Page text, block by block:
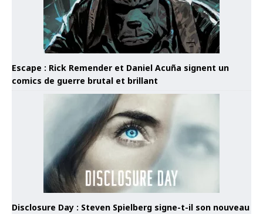
Escape : Rick Remender et Daniel Acuña signent un
comics de guerre brutal et brillant
Disclosure Day : Steven Spielberg signe-t-il son nouveau